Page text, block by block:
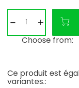
Choose from:
Ce produit est
variantes.: